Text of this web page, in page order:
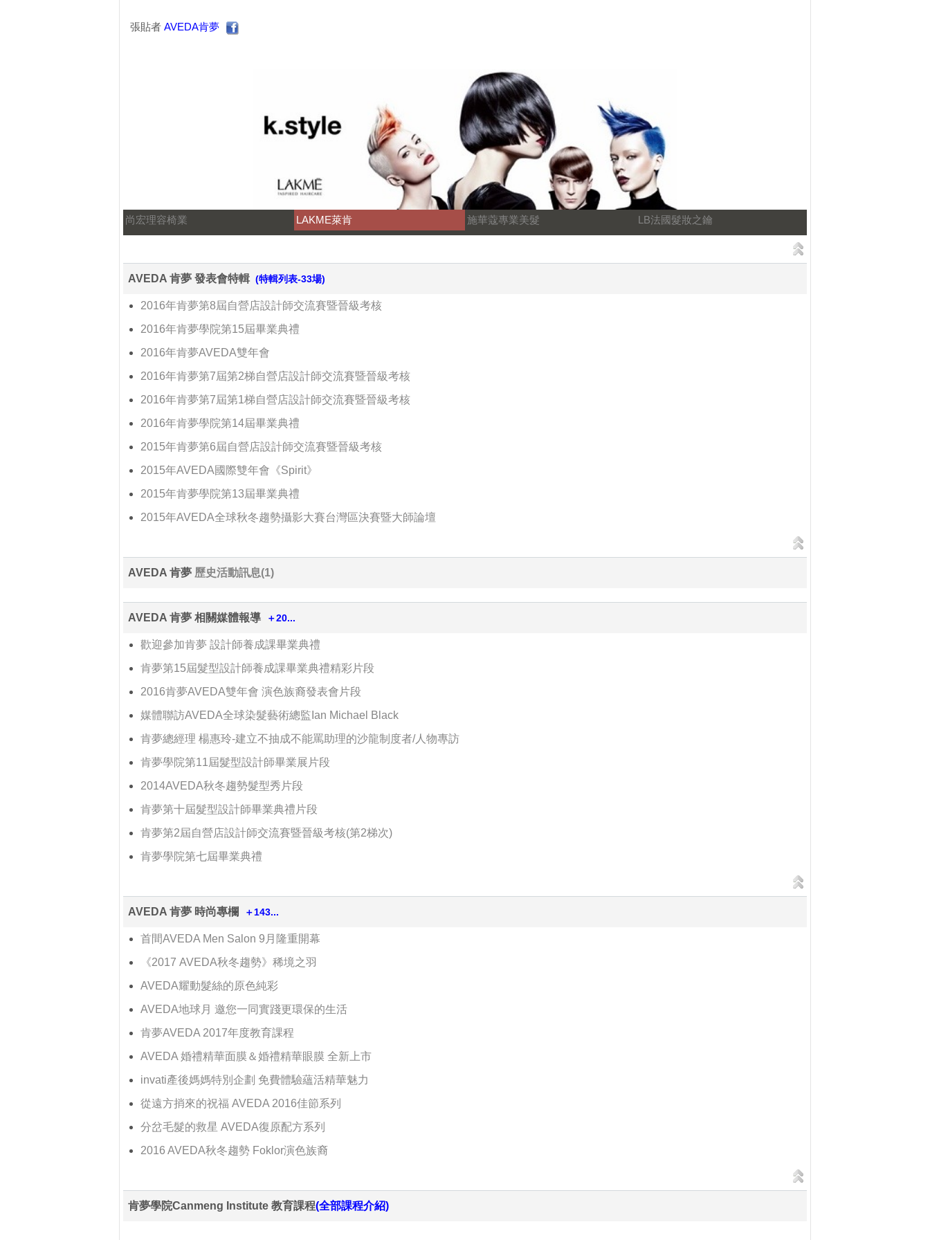
張貼者 AVEDA肯夢
尚宏理容椅業 LAKME萊肯 施華蔻專業美髮 LB法國髮妝之鑰
AVEDA 肯夢 發表會特輯 (特輯列表-33場)
2016年肯夢第8屆自營店設計師交流賽暨晉級考核
2016年肯夢學院第15屆畢業典禮
2016年肯夢AVEDA雙年會
2016年肯夢第7屆第2梯自營店設計師交流賽暨晉級考核
2016年肯夢第7屆第1梯自營店設計師交流賽暨晉級考核
2016年肯夢學院第14屆畢業典禮
2015年肯夢第6屆自營店設計師交流賽暨晉級考核
2015年AVEDA國際雙年會《Spirit》
2015年肯夢學院第13屆畢業典禮
2015年AVEDA全球秋冬趨勢攝影大賽台灣區決賽暨大師論壇
AVEDA 肯夢 歷史活動訊息(1)
AVEDA 肯夢 相關媒體報導 ＋20...
歡迎參加肯夢 設計師養成課畢業典禮
肯夢第15屆髮型設計師養成課畢業典禮精彩片段
2016肯夢AVEDA雙年會 演色族裔發表會片段
媒體聯訪AVEDA全球染髮藝術總監Ian Michael Black
肯夢總經理 楊惠玲-建立不抽成不能罵助理的沙龍制度者/人物專訪
肯夢學院第11屆髮型設計師畢業展片段
2014AVEDA秋冬趨勢髮型秀片段
肯夢第十屆髮型設計師畢業典禮片段
肯夢第2屆自營店設計師交流賽暨晉級考核(第2梯次)
肯夢學院第七屆畢業典禮
AVEDA 肯夢 時尚專欄 ＋143...
首間AVEDA Men Salon 9月隆重開幕
《2017 AVEDA秋冬趨勢》稀境之羽
AVEDA耀動髮絲的原色純彩
AVEDA地球月 邀您一同實踐更環保的生活
肯夢AVEDA 2017年度教育課程
AVEDA 婚禮精華面膜＆婚禮精華眼膜 全新上市
invati產後媽媽特別企劃 免費體驗蘊活精華魅力
從遠方捎來的祝福 AVEDA 2016佳節系列
分岔毛髮的救星 AVEDA復原配方系列
2016 AVEDA秋冬趨勢 Foklor演色族裔
肯夢學院Canmeng Institute 教育課程(全部課程介紹)